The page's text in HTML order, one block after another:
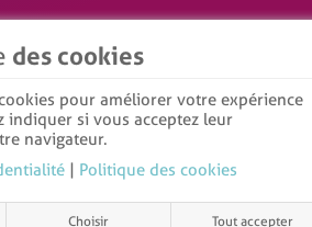
des cookies
pour améliorer votre expérience
indiquer si vous acceptez leur
navigateur.
| Politique des cookies
Choisir Tout accepter
DE CONFIDENTIALITÉ
DES COOKIES
: